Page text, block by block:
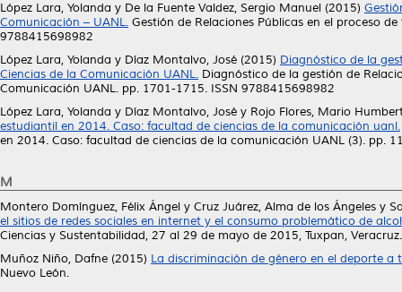
López Lara, Yolanda y De la Fuente Valdez, Sergio Manuel (2015)
Comunicación – UANL. Gestión de Relaciones Públicas en el proceso
9788415698982
López Lara, Yolanda y Díaz Montalvo, José (2015) Diagnóstico de la
Ciencias de la Comunicación UANL. Diagnóstico de la gestión de
Comunicación UANL. pp. 1701-1715. ISSN 9788415698982
López Lara, Yolanda y Díaz Montalvo, José y Rojo Flores, Mario
estudiantil en 2014. Caso: facultad de ciencias de la comunicación uanl.
en 2014. Caso: facultad de ciencias de la comunicación UANL (3). pp.
M
Montero Domínguez, Félix Ángel y Cruz Juárez, Alma de los Ángeles y
el sitios de redes sociales en internet y el consumo problemático de
Ciencias y Sustentabilidad, 27 al 29 de mayo de 2015, Tuxpan, Veracruz.
Muñoz Niño, Dafne (2015) La discriminación de género en el deporte a
Nuevo León.